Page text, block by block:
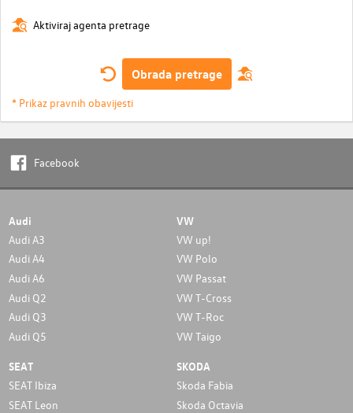
Aktiviraj agenta pretrage
Obrada pretrage
* Prikaz pravnih obavijesti
Facebook
Audi
Audi A3
Audi A4
Audi A6
Audi Q2
Audi Q3
Audi Q5
VW
VW up!
VW Polo
VW Passat
VW T-Cross
VW T-Roc
VW Taigo
SEAT
SEAT Ibiza
SEAT Leon
SKODA
Skoda Fabia
Skoda Octavia